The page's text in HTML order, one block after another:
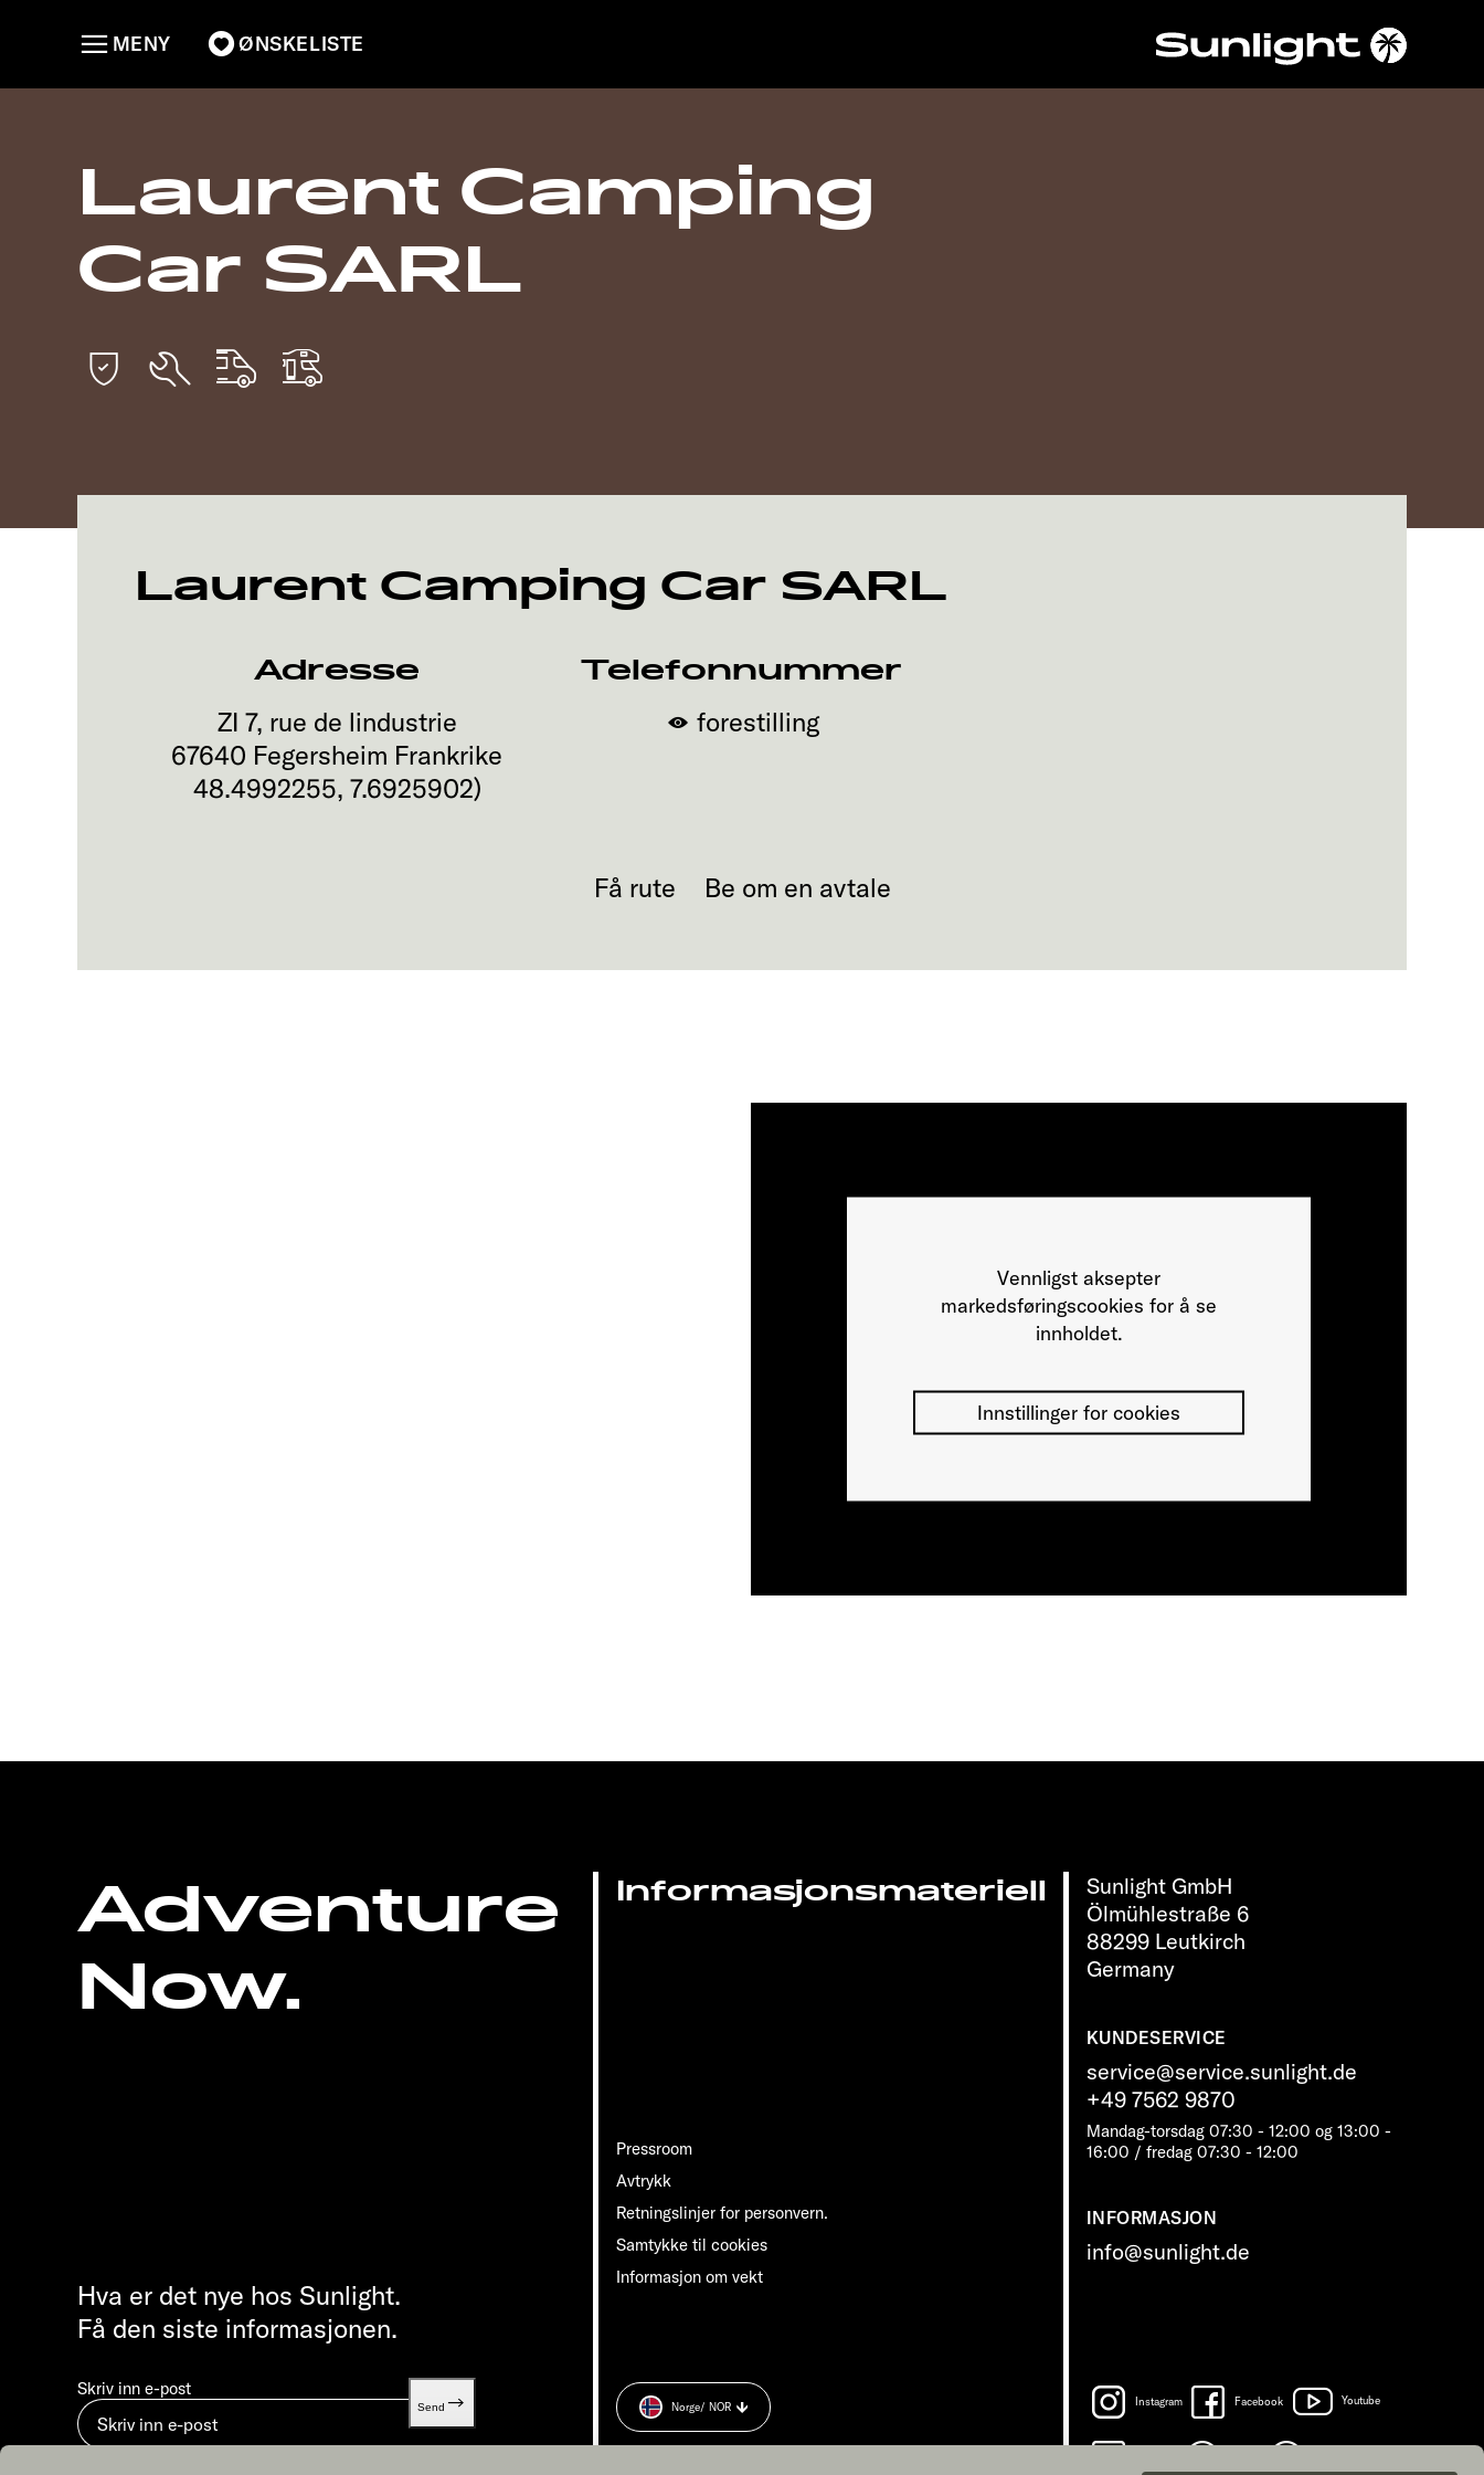
ØNSKELISTE
MENY
Laurent Camping
Car SARL
Laurent Camping Car SARL
Adresse
ZI 7, rue de lindustrie
67640 Fegersheim Frankrike
48.4992255, 7.6925902)
Telefonnummer
forestilling
Få rute Be om en avtale
Vennligst aksepter
markedsføringscookies for å se
innholdet.
Innstillinger for cookies
Adventure
Now.
Sunlight GmbH
Ölmühlestraße 6
88299 Leutkirch
Germany
KUNDESERVICE
service@service.sunlight.de
+49 7562 9870
Mandag-torsdag 07:30 - 12:00 og 13:00 -
16:00 / fredag ​​07:30 - 12:00
INFORMASJON
info@sunlight.de
Informasjonsmateriell
Pressroom
Avtrykk
Retningslinjer for personvern.
Samtykke til cookies
Informasjon om vekt
Hva er det nye hos Sunlight.
Få den siste informasjonen.
Skriv inn e-post
Send Instagram Facebook Youtube
Norge/ NOR